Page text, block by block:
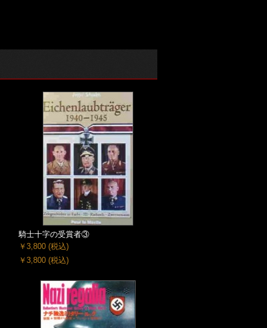
騎士十字の受賞者③
￥3,800 (税込)
￥3,800 (税込)